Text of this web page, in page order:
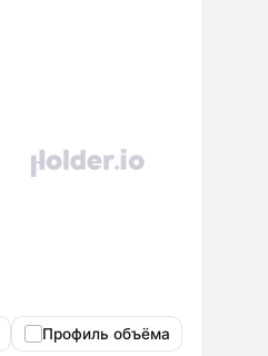
Профиль объёма